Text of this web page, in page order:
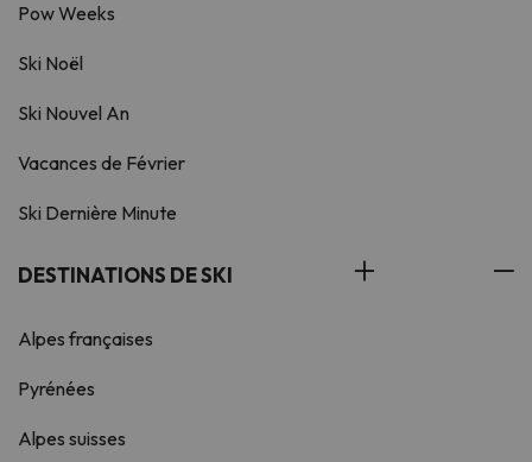
Pow Weeks
Ski Noël
Ski Nouvel An
Vacances de Février
Ski Dernière Minute
DESTINATIONS DE SKI
Alpes françaises
Pyrénées
Alpes suisses